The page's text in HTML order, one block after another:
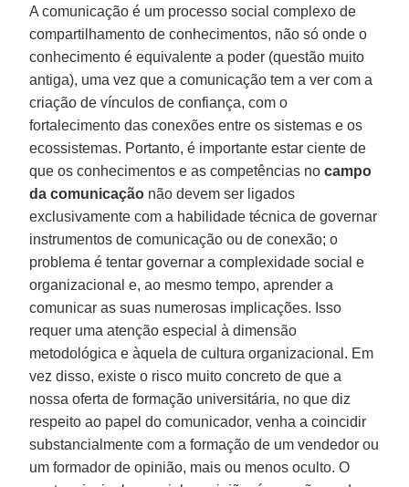
A comunicação é um processo social complexo de
compartilhamento de conhecimentos, não só onde o
conhecimento é equivalente a poder (questão muito
antiga), uma vez que a comunicação tem a ver com a
criação de vínculos de confiança, com o
fortalecimento das conexões entre os sistemas e os
ecossistemas. Portanto, é importante estar ciente de
que os conhecimentos e as competências nocampo
da comunicação não devem ser ligados
exclusivamente com a habilidade técnica de governar
instrumentos de comunicação ou de conexão; o
problema é tentar governar a complexidade social e
organizacional e, ao mesmo tempo, aprender a
comunicar as suas numerosas implicações. Isso
requer uma atenção especial à dimensão
metodológica e àquela de cultura organizacional. Em
vez disso, existe o risco muito concreto de que a
nossa oferta de formação universitária, no que diz
respeito ao papel do comunicador, venha a coincidir
substancialmente com a formação de um vendedor ou
um formador de opinião, mais ou menos oculto. O